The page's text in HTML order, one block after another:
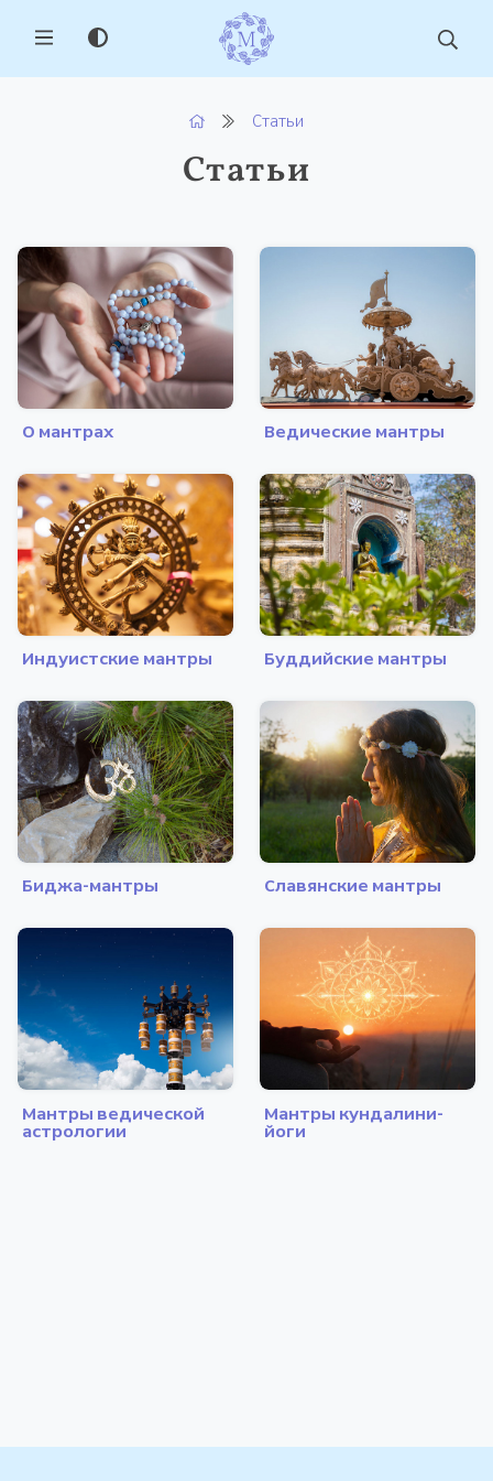
MENU
Статьи
Статьи
О мантрах Ведические мантры
Индуистские мантры Буддийские мантры
Биджа-мантры Славянские мантры
Мантры ведической
астрологии
Мантры кундалини-
йоги